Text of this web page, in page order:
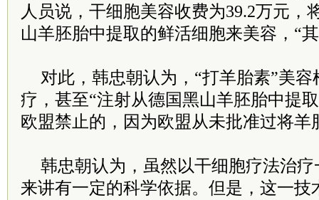
人员说，干细胞美容收费为39.2万元，
山羊胚胎中提取的鲜活细胞来美容，“
对此，韩忠朝认为，“打羊胎素”美
疗，甚至“注射从德国黑山羊胚胎中提
欧盟禁止的，因为欧盟从未批准过将羊
韩忠朝认为，虽然以干细胞疗法治
来讲有一定的科学依据。但是，这一技